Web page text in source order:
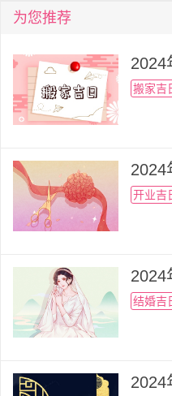
华民族的重要节日，将
为您推荐
2024
搬家吉
2024
开业吉
2024
结婚吉
2024